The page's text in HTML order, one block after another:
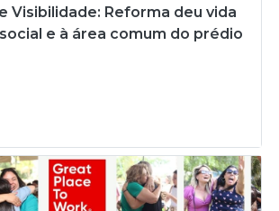
Visibilidade: Reforma deu vida
e à área comum do prédio